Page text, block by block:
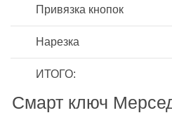
Привязка кнопок
Нарезка
ИТОГО:
Смарт ключ